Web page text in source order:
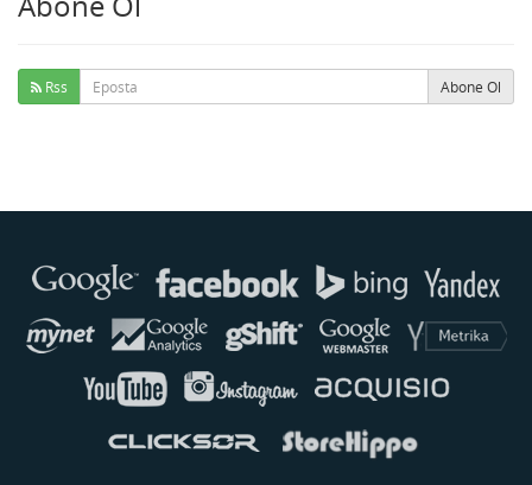
Rss Abone Ol
Genellikle anında yanıt verir